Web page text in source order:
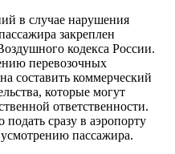
в случае нарушения
закреплен
кодекса России.
перевозочных
составить коммерческий
которые могут
ответственности.
сразу в аэропорту
пассажира.